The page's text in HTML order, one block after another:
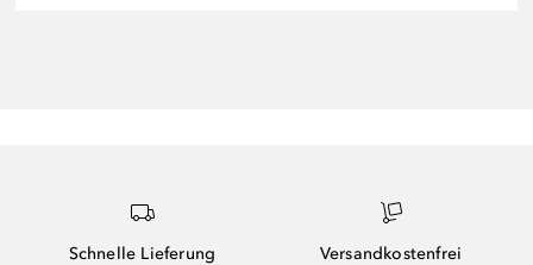
Schnelle Lieferung
Versandkostenfrei